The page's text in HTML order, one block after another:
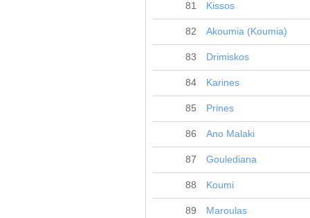
81 Kissos
82 Akoumia (Koumia)
83 Drimiskos
84 Karines
85 Prines
86 Ano Malaki
87 Goulediana
88 Koumi
89 Maroulas